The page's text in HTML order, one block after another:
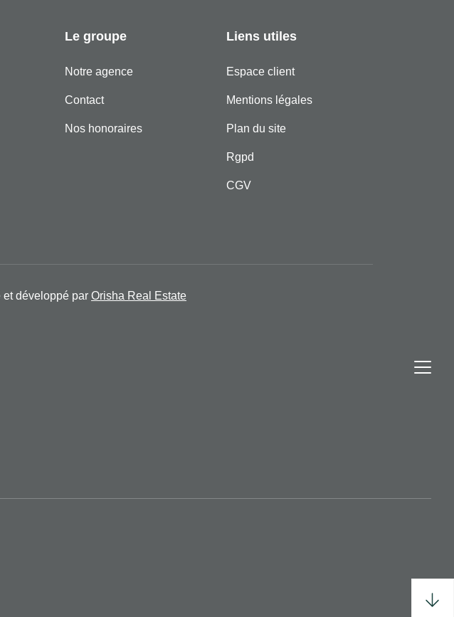
Le groupe
Notre agence
Contact
Nos honoraires
Liens utiles
Espace client
Mentions légales
Plan du site
Rgpd
CGV
développé par Orisha Real Estate